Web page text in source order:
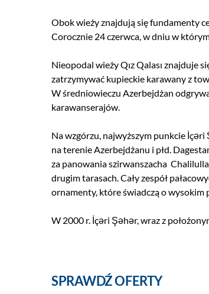
Obok wieży znajdują się fundamenty
Corocznie 24 czerwca, w dniu w
Nieopodal wieży Qız Qalası znajduje
zatrzymywać kupieckie karawany z
W średniowieczu Azerbejdżan
karawanserajów.
Na wzgórzu, najwyższym punkcie İçəri
na terenie Azerbejdżanu i płd.
za panowania szirwanszacha
drugim tarasach. Cały zespół
ornamenty, które świadczą o
W 2000 r. İçəri Şəhər, wraz z
SPRAWDŹ OFERTY